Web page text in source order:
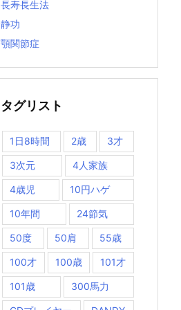
長寿長生法
静功
顎関節症
タグリスト
1日8時間 2歳 3才
3次元 4人家族
4歳児 10円ハゲ
10年間 24節気
50度 50肩 55歳
100才 100歳 101才
101歳 300馬力